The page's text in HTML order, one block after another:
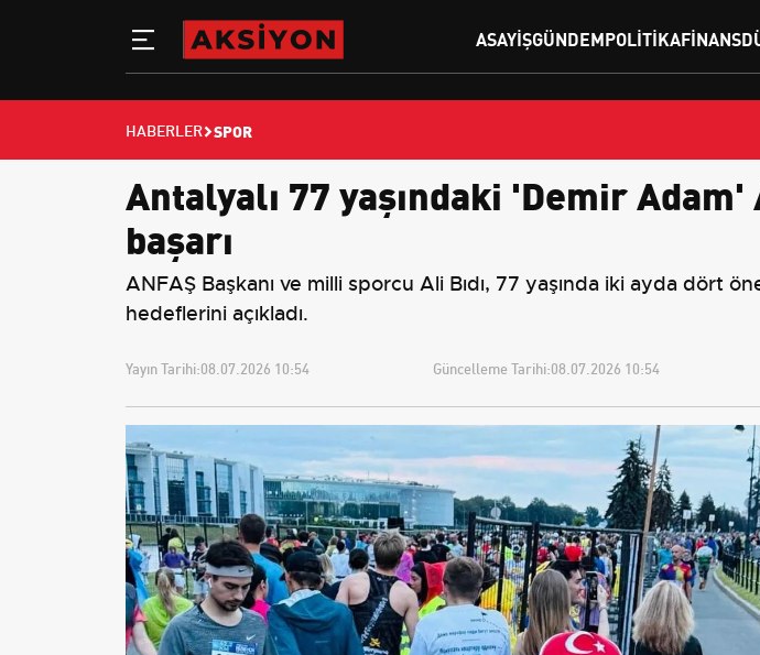
ASAYIŞGÜNDEMPOLITIKAFINANS
HABERLER SPOR
Antalyalı 77 yaşındaki 'Demir
başarı
ANFAŞ Başkanı ve milli sporcu Ali Bıdı, 77 yaşında iki ayda dört
hedeflerini açıkladı.
Yayın Tarihi:08.07.2026 10:54 Güncelleme Tarihi:08.07.2026 10:54